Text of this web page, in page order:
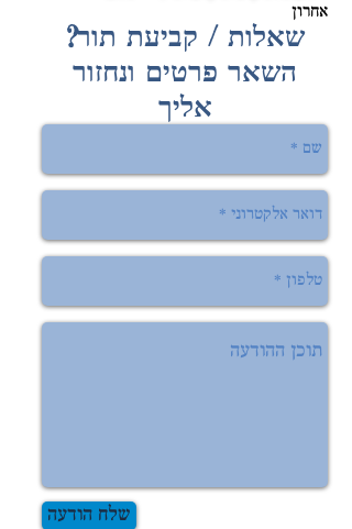
שאלות / קביעת תור?
השאר פרטים ונחזור
אליך
אחרון
שלח הודעה